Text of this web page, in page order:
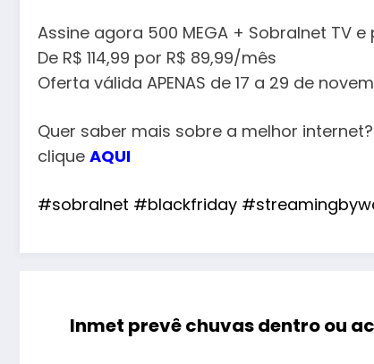
Assine agora 500 MEGA + Sobralnet TV
De R$ 114,99 por R$ 89,99/mês
Oferta válida APENAS de 17 a 29 de
Quer saber mais sobre a melhor
clique AQUI
#sobralnet #blackfriday
Inmet prevê chuvas dentro ou